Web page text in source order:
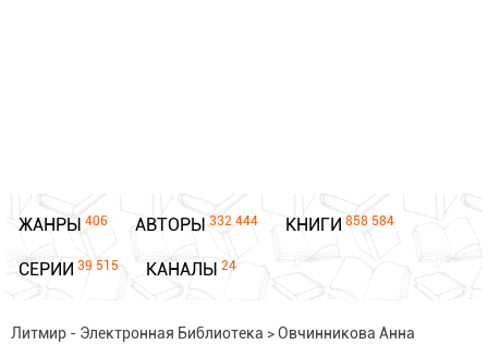
ЖАНРЫ 406 АВТОРЫ 332 444 КНИГИ 858 584
СЕРИИ 39 515 КАНАЛЫ 24
Литмир - Электронная Библиотека >Овчинникова Анна